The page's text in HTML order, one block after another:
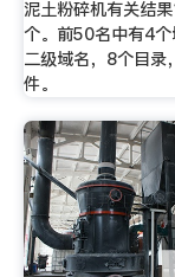
泥土粉碎机有关结
个。前50名中有4
二级域名，8个目录
件。